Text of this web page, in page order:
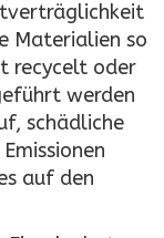
Materialien so
recycelt oder
werden
schädliche
auf den